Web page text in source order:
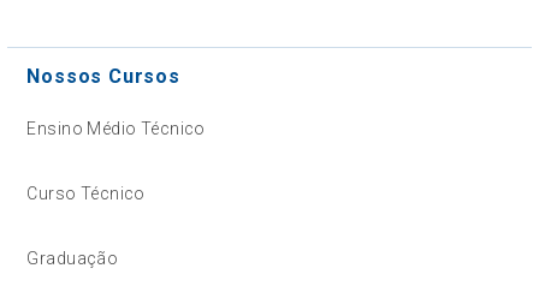
Nossos Cursos
Ensino Médio Técnico
Curso Técnico
Graduação